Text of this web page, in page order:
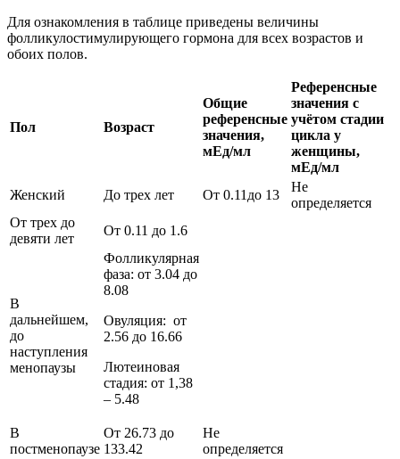
Для ознакомления в таблице приведены величины
фолликулостимулирующего гормона для всех возрастов и
обоих полов.
Пол Возраст
Общие
референсные
значения,
мЕд/мл
Референсные
значения с
учётом стадии
цикла у
женщины,
мЕд/мл
Женский
До трех лет От 0.11до 13
Не
определяется
От трех до
девяти лет
От 0.11 до 1.6
В
дальнейшем,
до
наступления
менопаузы
Фолликулярная
фаза: от 3.04 до
8.08
Овуляция: от
2.56 до 16.66
Лютеиновая
стадия: от 1,38
– 5.48
В
постменопаузе
От 26.73 до
133.42
Не
определяется